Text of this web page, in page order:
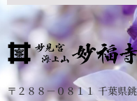
〒２８８－０８１１ 千葉県